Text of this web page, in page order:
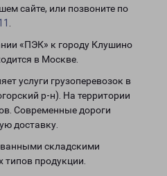
сайте, или позвоните по
«ПЭК» к городу Клушино
в Москве.
услуги грузоперевозок в
р-н). На территории
Современные дороги
доставку.
складскими
продукции.